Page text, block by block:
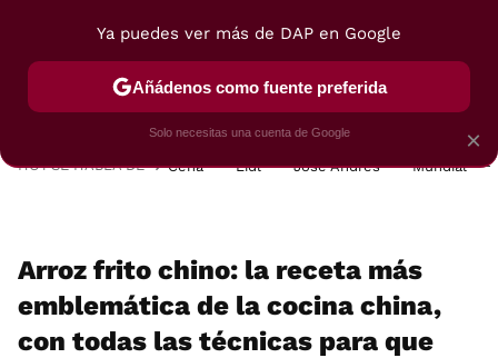
POSTRES VIAJES SELECCIÓN VEGUI
HOY SE HABLA DE Cena Lidl José Andrés Mundial
Arroz frito chino: la receta más
emblemática de la cocina china,
con todas las técnicas para que
×
Ya puedes ver más de DAP en Google
Añádenos como fuente preferida
Solo necesitas una cuenta de Google